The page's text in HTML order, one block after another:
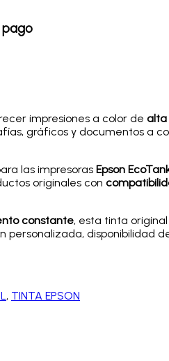
pago
impresiones a color de alta
gráficos y documentos a
las impresoras Epson
originales con
constante, esta tinta
personalizada, disponibilidad
, TINTA EPSON